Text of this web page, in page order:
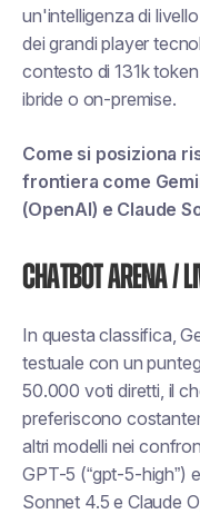
un'intelligenza di
dei grandi player
contesto di 131k
ibride o on-premise.
Come si posiziona
frontiera come
(OpenAI) e Claude
Chatbot Arena /
In questa classifica,
testuale con un
50.000 voti diretti, il
preferiscono
altri modelli nei
GPT-5 (“gpt-5-high”)
Sonnet 4.5 e Claude